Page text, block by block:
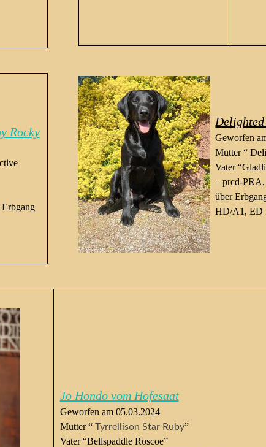
Rocky
Geworfen
Mutter “
Vater
– prcd-
über
HD/A1, ED
Jo Hondo vom Hofesaat
Geworfen am 05.03.2024
Mutter “ Tyrrellison Star Ruby”
Vater “Bellspaddle Roscoe”